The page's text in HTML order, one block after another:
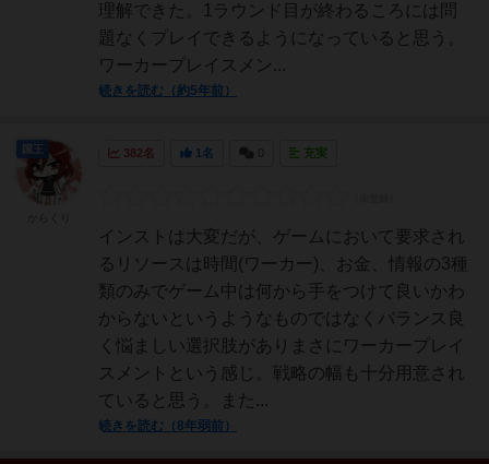
理解できた。1ラウンド目が終わるころには問
題なくプレイできるようになっていると思う。
ワーカープレイスメン...
続きを読む（約5年前）
382名 1名 充実
インストは大変だが、ゲームにおいて要求され
るリソースは時間(ワーカー)、お金、情報の3種
類のみでゲーム中は何から手をつけて良いかわ
からないというようなものではなくバランス良
く悩ましい選択肢がありまさにワーカープレイ
スメントという感じ。戦略の幅も十分用意され
ていると思う。また...
続きを読む（8年弱前）
国王